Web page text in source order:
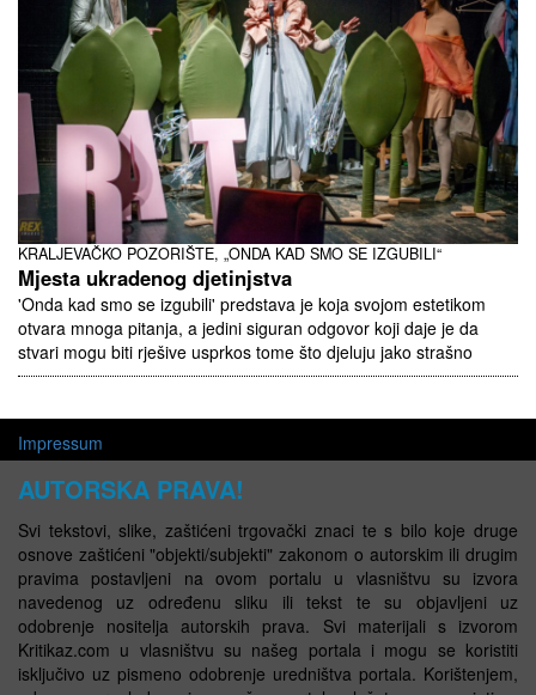
KRALJEVAČKO POZORIŠTE, „ONDA KAD SMO SE IZGUBILI“
Mjesta ukradenog djetinjstva
'Onda kad smo se izgubili' predstava je koja svojom estetikom
otvara mnoga pitanja, a jedini siguran odgovor koji daje je da
stvari mogu biti rješive usprkos tome što djeluju jako strašno
Impressum
AUTORSKA PRAVA!
Svi tekstovi, slike, zaštićeni trgovački znaci te s bilo koje druge
osnove zaštićeni "objekti/subjekti" zakonom o autorskim ili drugim
pravima postavljeni na ovom portalu u vlasništvu su izvora
navedenog uz određenu sliku ili tekst te su objavljeni uz
odobrenje nositelja autorskih prava. Svi materijali s izvorom
Kritikaz.com u vlasništvu su našeg portala i mogu se koristiti
isključivo uz pismeno odobrenje uredništva portala. Korištenjem,